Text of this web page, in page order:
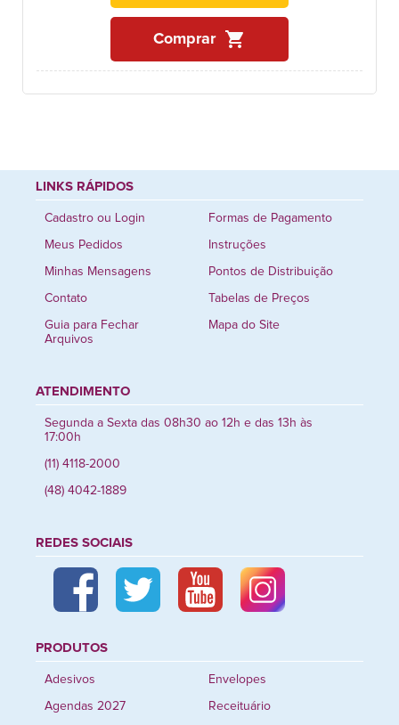
Comprar shopping_cart
LINKS RÁPIDOS
Cadastro ou Login
Meus Pedidos
Minhas Mensagens
Contato
Guia para Fechar
Arquivos
Formas de Pagamento
Instruções
Pontos de Distribuição
Tabelas de Preços
Mapa do Site
ATENDIMENTO
Segunda a Sexta das 08h30 ao 12h e das 13h às
17:00h
(11) 4118-2000
(48) 4042-1889
REDES SOCIAIS
PRODUTOS
Adesivos
Agendas 2027
Envelopes
Receituário